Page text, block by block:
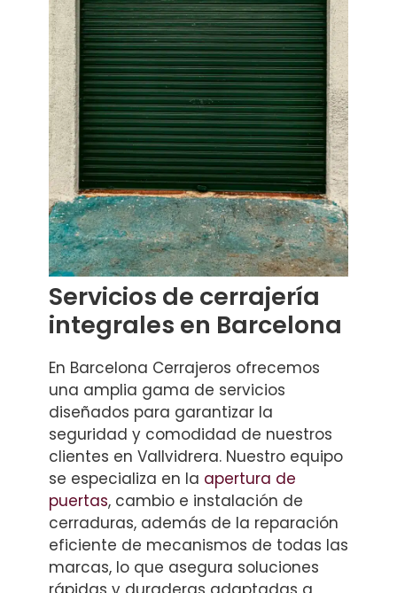
Servicios de cerrajería
integrales en Barcelona
En Barcelona Cerrajeros ofrecemos
una amplia gama de servicios
diseñados para garantizar la
seguridad y comodidad de nuestros
clientes en Vallvidrera. Nuestro equipo
se especializa en la apertura de
puertas, cambio e instalación de
cerraduras, además de la reparación
eficiente de mecanismos de todas las
marcas, lo que asegura soluciones